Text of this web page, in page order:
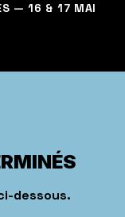
— 16 & 17 MAI
dessous.